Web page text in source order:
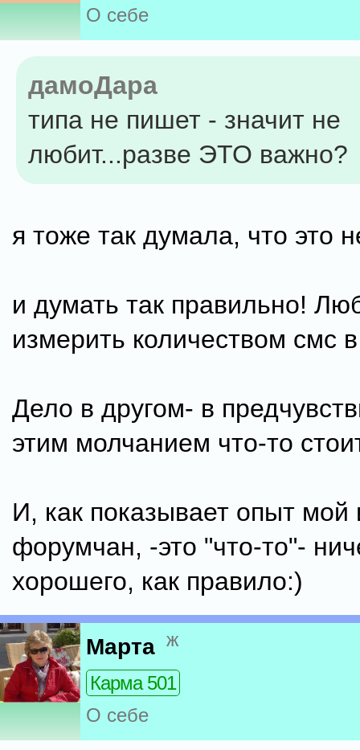
О себе
дамоДара
типа не пишет - значит не
любит...разве ЭТО важно?
я тоже так думала, что это
и думать так правильно!
измерить количеством смс
Дело в другом- в
этим молчанием что-то
И, как показывает опыт мой
форумчан, -это "что-то"-
хорошего, как правило:)
Марта ж
Карма 501
О себе